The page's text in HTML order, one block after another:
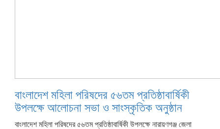
বাংলাদেশ মহিলা পরিষদের ৫৬তম প্রতিষ্ঠাবার্ষিকী
উপলক্ষে আলোচনা সভা ও সাংস্কৃতিক অনুষ্ঠান
বাংলাদেশ মহিলা পরিষদের ৫৬তম প্রতিষ্ঠাবার্ষিকী উপলক্ষে নারায়ণগঞ্জ জেলা